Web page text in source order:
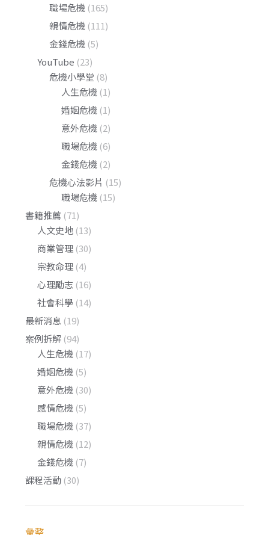
職場危機 (165)
親情危機 (111)
金錢危機 (5)
YouTube (23)
危機小學堂 (8)
人生危機 (1)
婚姻危機 (1)
意外危機 (2)
職場危機 (6)
金錢危機 (2)
危機心法影片 (15)
職場危機 (15)
書籍推薦 (71)
人文史地 (13)
商業管理 (30)
宗教命理 (4)
心理勵志 (16)
社會科學 (14)
最新消息 (19)
案例拆解 (94)
人生危機 (17)
婚姻危機 (5)
意外危機 (30)
感情危機 (5)
職場危機 (37)
親情危機 (12)
金錢危機 (7)
課程活動 (30)
彙整